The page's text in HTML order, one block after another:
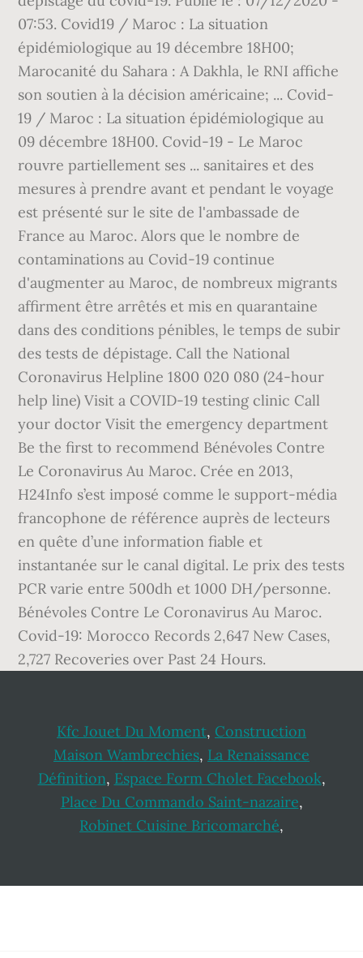
07:53. Covid19 / Maroc : La situation
épidémiologique au 19 décembre 18H00;
Marocanité du Sahara : A Dakhla, le RNI affiche
son soutien à la décision américaine; ... Covid-
19 / Maroc : La situation épidémiologique au
09 décembre 18H00. Covid-19 - Le Maroc
rouvre partiellement ses ... sanitaires et des
mesures à prendre avant et pendant le voyage
est présenté sur le site de l'ambassade de
France au Maroc. Alors que le nombre de
contaminations au Covid-19 continue
d'augmenter au Maroc, de nombreux migrants
affirment être arrêtés et mis en quarantaine
dans des conditions pénibles, le temps de subir
des tests de dépistage. Call the National
Coronavirus Helpline 1800 020 080 (24-hour
help line) Visit a COVID-19 testing clinic Call
your doctor Visit the emergency department
Be the first to recommend Bénévoles Contre
Le Coronavirus Au Maroc. Crée en 2013,
H24Info s’est imposé comme le support-média
francophone de référence auprès de lecteurs
en quête d’une information fiable et
instantanée sur le canal digital. Le prix des tests
PCR varie entre 500dh et 1000 DH/personne.
Bénévoles Contre Le Coronavirus Au Maroc.
Covid-19: Morocco Records 2,647 New Cases,
2,727 Recoveries over Past 24 Hours.
Kfc Jouet Du Moment, Construction
Maison Wambrechies, La Renaissance
Définition, Espace Form Cholet Facebook,
Place Du Commando Saint-nazaire,
Robinet Cuisine Bricomarché,